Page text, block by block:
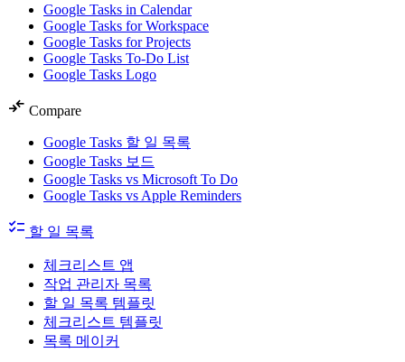
Google Tasks in Calendar
Google Tasks for Workspace
Google Tasks for Projects
Google Tasks To-Do List
Google Tasks Logo
compare_arrows Compare
Google Tasks 할 일 목록
Google Tasks 보드
Google Tasks vs Microsoft To Do
Google Tasks vs Apple Reminders
checklist 할 일 목록
체크리스트 앱
작업 관리자 목록
할 일 목록 템플릿
체크리스트 템플릿
목록 메이커